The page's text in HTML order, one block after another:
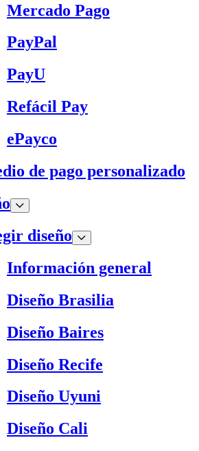
Mercado Pago
PayPal
PayU
Refácil Pay
ePayco
de pago personalizado
diseño
Información general
Diseño Brasilia
Diseño Baires
Diseño Recife
Diseño Uyuni
Diseño Cali